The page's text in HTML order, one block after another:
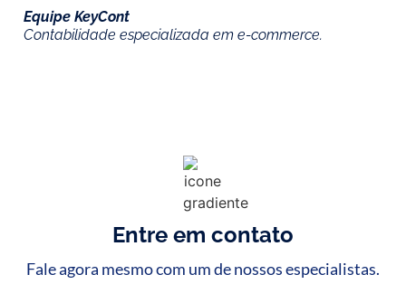
Equipe KeyCont
Contabilidade especializada em e-commerce.
Entre em contato
Fale agora mesmo com um de nossos especialistas.